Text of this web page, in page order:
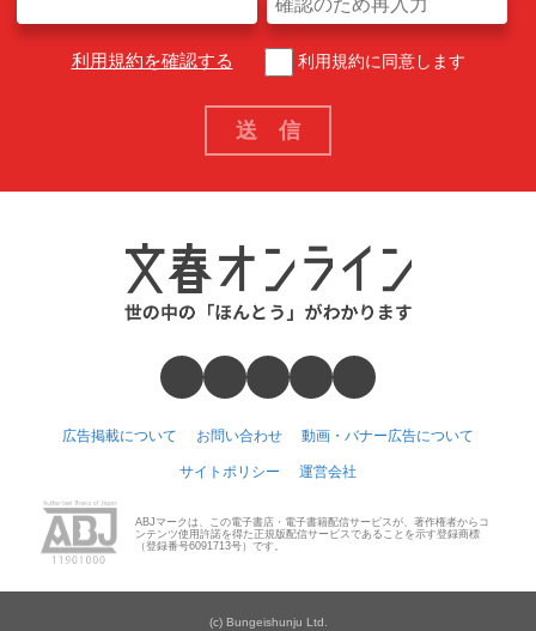
利用規約を確認する 利用規約に同意します
広告掲載について お問い合わせ 動画・バナー広告について
サイトポリシー 運営会社
ABJマークは、この電子書店・電子書籍配信サービスが、著作権者からコ
ンテンツ使用許諾を得た正規版配信サービスであることを示す登録商標
（登録番号6091713号）です。
(c) Bungeishunju Ltd.